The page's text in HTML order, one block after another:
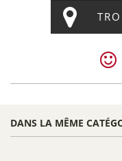
DANS LA MÊME